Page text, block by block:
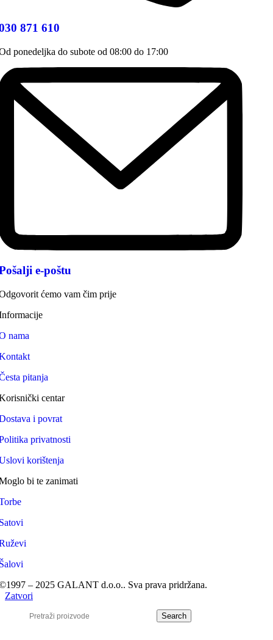
871 610
ponedeljka do subote od 08:00 do 17:00
e-poštu
ćemo vam čim prije
nama
pitanja
centar
i povrat
privatnosti
korištenja
bi te zanimati
– 2025 GALANT d.o.o.. Sva prava pridržana.
Zatvori
Search